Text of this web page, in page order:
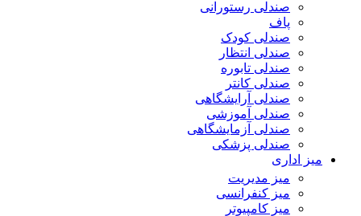
صندلی رستورانی
پاف
صندلی کودک
صندلی انتظار
صندلی تابوره
صندلی کانتر
صندلی آرایشگاهی
صندلی آموزشی
صندلی آزمایشگاهی
صندلی پزشکی
میز اداری
میز مدیریت
میز کنفرانسی
میز کامپیوتر